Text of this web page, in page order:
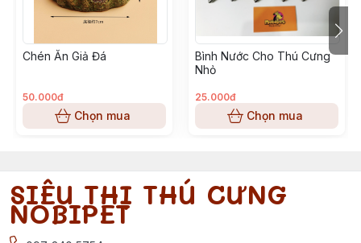
Chén Ăn Giả Đá
50.000đ
Chọn mua
Bình Nước Cho Thú Cưng
Nhỏ
25.000đ
Chọn mua
SIÊU THỊ THÚ CƯNG
NOBIPET